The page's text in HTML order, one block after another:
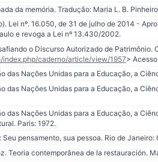
da memória. Tradução: Maria L. B.
Lei nº. 16.050, de 31 de julho de 2014 -
e revoga a Lei nº 13.430/2002.
o Discurso Autorizado de Patrimônio.
index.php/caderno/article/view/1957>
das Nações Unidas para a Educação, a
das Nações Unidas para a Educação, a
das Nações Unidas para a Educação, a
Paris: 1972.
Seu pensamento, sua pessoa. Rio de
Teoria contemporânea de la restauración.